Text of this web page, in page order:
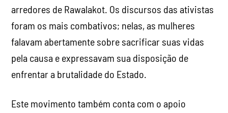
arredores de Rawalakot. Os discursos das ativistas
foram os mais combativos; nelas, as mulheres
falavam abertamente sobre sacrificar suas vidas
pela causa e expressavam sua disposição de
enfrentar a brutalidade do Estado.
Este movimento também conta com o apoio